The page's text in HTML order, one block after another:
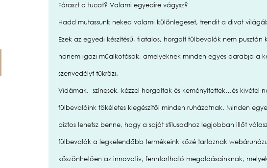
Fáraszt a tucat? Valami egyedire vágysz?
Hadd mutassunk neked valami különlegeset, trendit a divat
Ezek az egyedi készítésű, fiatalos, horgolt fülbevalók nem pusztán
hanem igazi műalkotások, amelyeknek minden egyes darabja a
szenvedélyt tükrözi.
Vidámak, színesek, kézzel horgoltak és keményítettek…és kivétel
fülbevalóink tökéletes kiegészítői minden ruházatnak. Minden
biztos lehetsz benne, hogy a saját stílusodhoz legjobban illőt
fülbevalók a legkelendőbb termékeink közé tartoznak
köszönhetően az innovatív, fenntartható megoldásainknak,